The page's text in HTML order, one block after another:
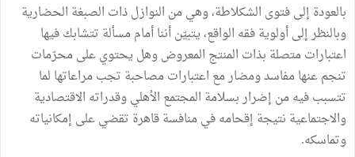
بالعودة إلىفتوى الشكلاطة،وهيمن النوازلذات الصبغة الحضارية
وبالنظرإلىأولويةفقه الواقع،يتبيّنأنناأماممسألة تتشابكفيها
اعتباراتمتصلة بذات المنتج المعروضوهل يحتويعلىمحرّمات
تنجمعنهامفاسدومضارمع اعتباراتمصاحبة تجبمراعاتها لما
تتسببفيهمن إضراربسلامة المجتمع الأهليوقدراته الاقتصادية
والاجتماعية نتيجة إقحامهفيمنافسةقاهرة تقضيعلى إمكانياته
وتماسكه.